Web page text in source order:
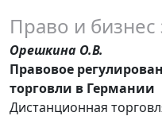
Право и
Орешкина О.В.
Правовое
торговли в Германии
Дистанционная